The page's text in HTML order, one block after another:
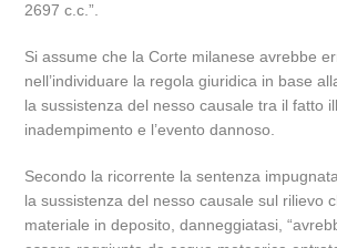
2697 c.c.”.
Si assume che la Corte milanese avrebbe
nell’individuare la regola giuridica in base
la sussistenza del nesso causale tra il fatto
inadempimento e l’evento dannoso.
Secondo la ricorrente la sentenza
la sussistenza del nesso causale sul rilievo
materiale in deposito, danneggiatasi,